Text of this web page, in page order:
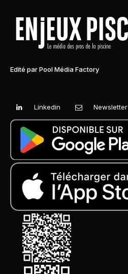
Edité par Pool Média Factory
Linkedin Newsletter